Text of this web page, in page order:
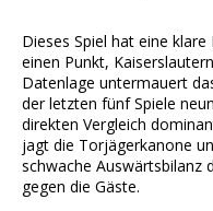
Dieses Spiel hat eine
einen Punkt,
Datenlage untermauert
der letzten fünf Spiele
direkten Vergleich
jagt die Torjägerkanone
schwache Auswärtsbilanz
gegen die Gäste.